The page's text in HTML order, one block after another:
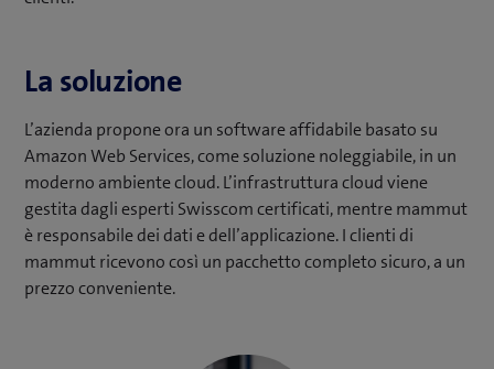
La soluzione
L’azienda propone ora un software affidabile basato su
Amazon Web Services, come soluzione noleggiabile, in un
moderno ambiente cloud. L’infrastruttura cloud viene
gestita dagli esperti Swisscom certificati, mentre mammut
è responsabile dei dati e dell’applicazione. I clienti di
mammut ricevono così un pacchetto completo sicuro, a un
prezzo conveniente.